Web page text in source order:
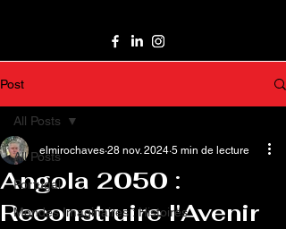
Post
All Posts
Portugal
Mondes Imaginaires : Histoires
All Posts
Angola 2050 :
Reconstruire l'Avenir
elmirochaves 28 nov. 2024 5 min de lecture